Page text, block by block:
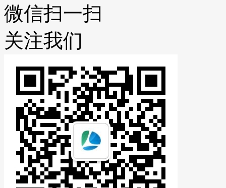
微信扫一扫
关注我们